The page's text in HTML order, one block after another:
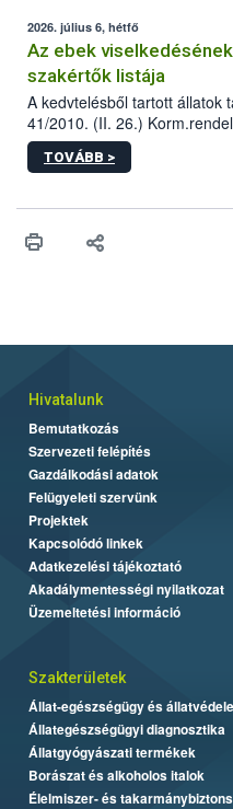
2026. július 6, hétfő
Az ebek
szakértők listája
A kedvtelésből tartott állatok
41/2010. (II. 26.)
sérülés, illetve ennek
hatósági feladatokat,
vonni az ebek
TOVÁBB >
Hivatalunk
Bemutatkozás
Szervezeti felépítés
Gazdálkodási adatok
Felügyeleti szervünk
Projektek
Kapcsolódó linkek
Adatkezelési tájékoztató
Akadálymentességi nyilatkozat
Üzemeltetési információ
Szakterületek
Állat-egészségügy és
Állategészségügyi diagnosztika
Állatgyógyászati termékek
Borászat és alkoholos italok
Élelmiszer- és